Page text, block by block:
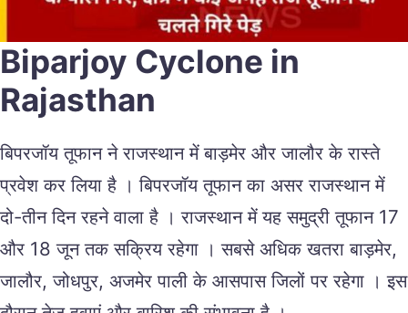
Biparjoy Cyclone in
Rajasthan
बिपरजॉय तूफान ने राजस्थान में बाड़मेर और जालौर के रास्ते
प्रवेश कर लिया है । बिपरजॉय तूफान का असर राजस्थान में
दो-तीन दिन रहने वाला है । राजस्थान में यह समुद्री तूफान 17
और 18 जून तक सक्रिय रहेगा । सबसे अधिक खतरा बाड़मेर,
जालौर, जोधपुर, अजमेर पाली के आसपास जिलों पर रहेगा । इस